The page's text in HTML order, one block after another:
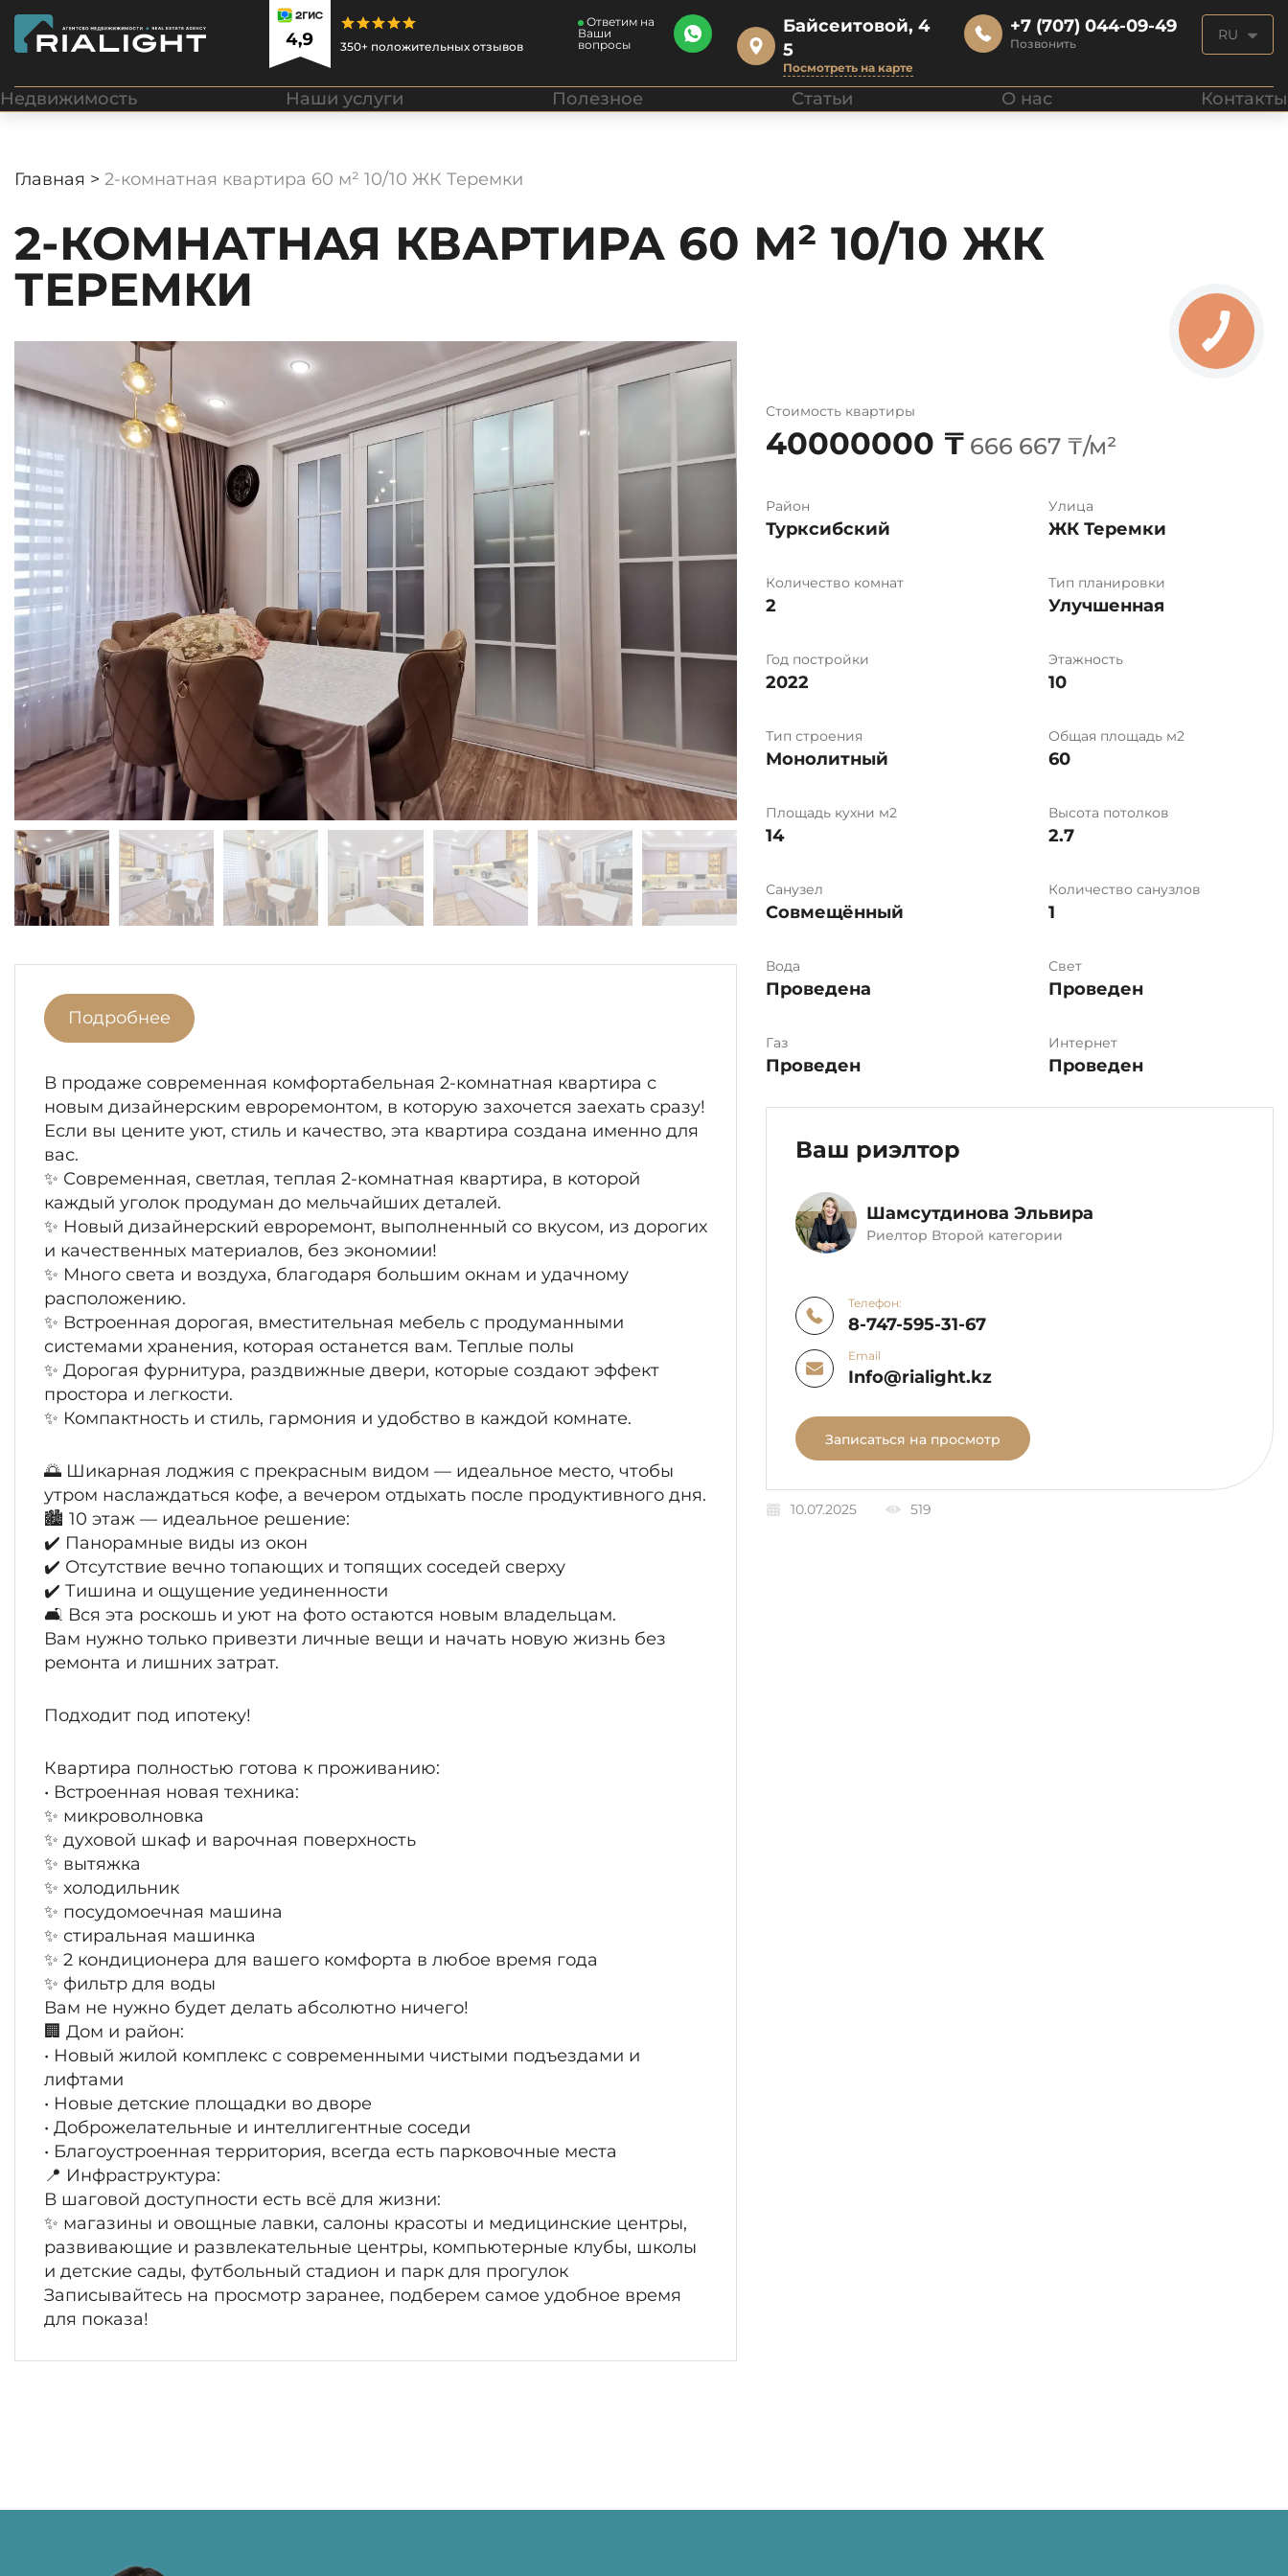
350+ положительных отзывов
Ответим на
Ваши
вопросы
Байсеитовой, 4
5
Посмотреть на карте
+7 (707) 044-09-49
Позвонить
RU
Недвижимость Наши услуги Полезное Статьи О нас Контакты
Главная > 2-комнатная квартира 60 м² 10/10 ЖК Теремки
2-КОМНАТНАЯ КВАРТИРА 60 М² 10/10 ЖК
ТЕРЕМКИ
Подробнее
В продаже современная комфортабельная 2-комнатная квартира с
новым дизайнерским евроремонтом, в которую захочется заехать сразу!
Если вы цените уют, стиль и качество, эта квартира создана именно для
вас.
✨ Современная, светлая, теплая 2-комнатная квартира, в которой
каждый уголок продуман до мельчайших деталей.
✨ Новый дизайнерский евроремонт, выполненный со вкусом, из дорогих
и качественных материалов, без экономии!
✨ Много света и воздуха, благодаря большим окнам и удачному
расположению.
✨ Встроенная дорогая, вместительная мебель с продуманными
системами хранения, которая останется вам. Теплые полы
✨ Дорогая фурнитура, раздвижные двери, которые создают эффект
простора и легкости.
✨ Компактность и стиль, гармония и удобство в каждой комнате.
🌅 Шикарная лоджия с прекрасным видом — идеальное место, чтобы
утром наслаждаться кофе, а вечером отдыхать после продуктивного дня.
🏙 10 этаж — идеальное решение:
✔️ Панорамные виды из окон
✔️ Отсутствие вечно топающих и топящих соседей сверху
✔️ Тишина и ощущение уединенности
🛋 Вся эта роскошь и уют на фото остаются новым владельцам.
Вам нужно только привезти личные вещи и начать новую жизнь без
ремонта и лишних затрат.
Подходит под ипотеку!
Квартира полностью готова к проживанию:
• Встроенная новая техника:
✨ микроволновка
✨ духовой шкаф и варочная поверхность
✨ вытяжка
✨ холодильник
✨ посудомоечная машина
✨ стиральная машинка
✨ 2 кондиционера для вашего комфорта в любое время года
✨ фильтр для воды
Вам не нужно будет делать абсолютно ничего!
🏢 Дом и район:
• Новый жилой комплекс с современными чистыми подъездами и
лифтами
• Новые детские площадки во дворе
• Доброжелательные и интеллигентные соседи
• Благоустроенная территория, всегда есть парковочные места
📍 Инфраструктура:
В шаговой доступности есть всё для жизни:
✨ магазины и овощные лавки, салоны красоты и медицинские центры,
развивающие и развлекательные центры, компьютерные клубы, школы
и детские сады, футбольный стадион и парк для прогулок
Записывайтесь на просмотр заранее, подберем самое удобное время
для показа!
Стоимость квартиры
40000000 ₸ 666 667 ₸/м²
Район
Турксибский
Улица
ЖК Теремки
Количество комнат
2
Тип планировки
Улучшенная
Год постройки
2022
Этажность
10
Тип строения
Монолитный
Общая площадь м2
60
Площадь кухни м2
14
Высота потолков
2.7
Санузел
Совмещённый
Количество санузлов
1
Вода
Проведена
Свет
Проведен
Газ
Проведен
Интернет
Проведен
Ваш риэлтор
Шамсутдинова Эльвира
Риелтор Второй категории
Телефон:
8-747-595-31-67
Email
Info@rialight.kz
Записаться на просмотр
10.07.2025 519